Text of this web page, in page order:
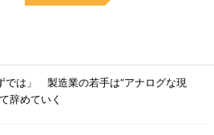
では」 製造業の若手は“アナログな現
辞めていく